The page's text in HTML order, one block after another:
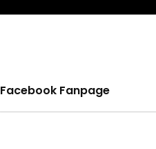
Facebook Fanpage